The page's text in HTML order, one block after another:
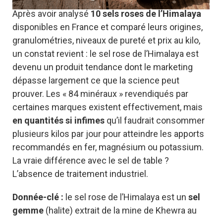
Après avoir analysé 10 sels roses de l’Himalaya
disponibles en France et comparé leurs origines,
granulométries, niveaux de pureté et prix au kilo,
un constat revient : le sel rose de l’Himalaya est
devenu un produit tendance dont le marketing
dépasse largement ce que la science peut
prouver. Les « 84 minéraux » revendiqués par
certaines marques existent effectivement, mais
en quantités si infimes qu’il faudrait consommer
plusieurs kilos par jour pour atteindre les apports
recommandés en fer, magnésium ou potassium.
La vraie différence avec le sel de table ?
L’absence de traitement industriel.
Donnée-clé : le sel rose de l’Himalaya est un sel
gemme (halite) extrait de la mine de Khewra au